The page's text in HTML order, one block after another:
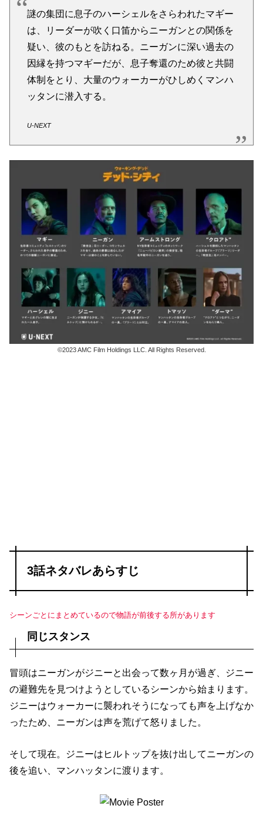
謎の集団に息子のハーシェルをさらわれたマギー
は、リーダーが吹く口笛からニーガンとの関係を
疑い、彼のもとを訪ねる。ニーガンに深い過去の
因縁を持つマギーだが、息子奪還のため彼と共闘
体制をとり、大量のウォーカーがひしめくマンハ
ッタンに潜入する。
U-NEXT
©2023 AMC Film Holdings LLC. All Rights Reserved.
3話ネタバレあらすじ
シーンごとにまとめているので物語が前後する所があります
同じスタンス
冒頭はニーガンがジニーと出会って数ヶ月が過ぎ、ジニー
の避難先を見つけようとしているシーンから始まります。
ジニーはウォーカーに襲われそうになっても声を上げなか
ったため、ニーガンは声を荒げて怒りました。
そして現在。ジニーはヒルトップを抜け出してニーガンの
後を追い、マンハッタンに渡ります。